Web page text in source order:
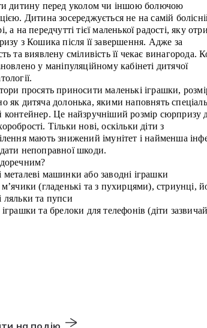
дитину перед уколом чи іншою болючою
Дитина зосереджується не на самій
а на передчутті тієї маленької радості, яку
з Кошика після її завершення. Адже за
та виявлену сміливість її чекає винагорода.
у маніпуляційному кабінеті дитячої
просять приносити маленькі іграшки,
як дитяча долонька, якими наповнять
контейнер. Це найзручніший розмір сюрпризу
Тільки нові, оскільки діти з
мають знижений імунітет і найменша
непоправної шкоди.
металеві машинки або заводні іграшки
м’ячики (гладенькі та з пухирцями), стриунці,
ляльки та пупси
та брелоки для телефонів (діти зазвичай